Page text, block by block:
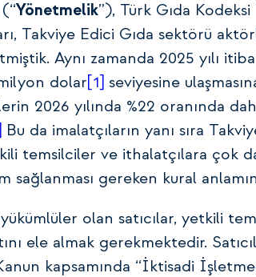
Yönetmelik”), Türk Gıda
Takviye Edici Gıda sektörü
Aynı zamanda 2025 yılı
dolar[1] seviyesine
2026 yılında %22 oranında
Bu da imalatçıların yanı sıra
temsilciler ve ithalatçılara çok
gereken kural
olan satıcılar, yetkili
ele almak gerekmektedir.
kapsamında “İktisadi